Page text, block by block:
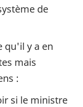
de
qu'il y a en
mais
:
si le ministre